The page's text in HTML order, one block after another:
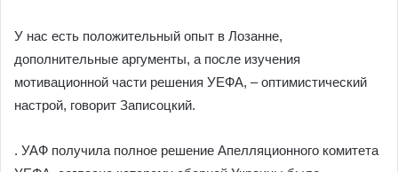
У нас есть положительный опыт в Лозанне,
дополнительные аргументы, а после изучения
мотивационной части решения УЕФА, – оптимистический
настрой, говорит Записоцкий.
. УАФ получила полное решение Апелляционного комитета